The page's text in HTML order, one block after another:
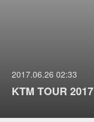
2017.06.26 02:33
KTM TOUR 2017